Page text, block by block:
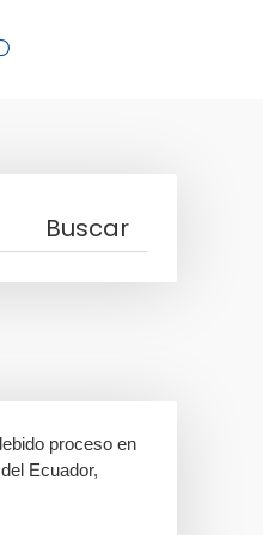
proceso en
Ecuador,